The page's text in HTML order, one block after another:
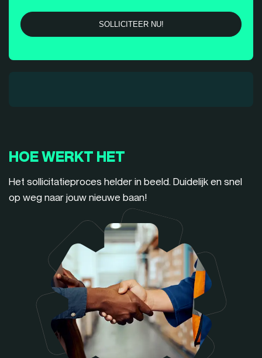
HOE WERKT HET
Het sollicitatieproces helder in beeld. Duidelijk en snel
op weg naar jouw nieuwe baan!